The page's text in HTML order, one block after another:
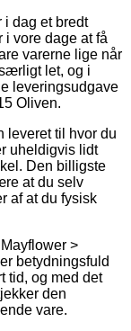
i dag et bredt
i vore dage at få
varerne lige når
let, og i
leveringsudgave
Oliven.
leveret til hvor du
uheldigvis lidt
Den billigste
at du selv
af at du fysisk
>
betydningsfuld
tid, og med det
den
vare.